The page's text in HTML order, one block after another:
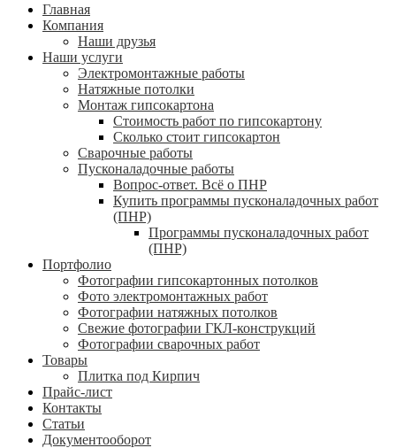
Главная
Компания
Наши друзья
Наши услуги
Электромонтажные работы
Натяжные потолки
Монтаж гипсокартона
Стоимость работ по гипсокартону
Сколько стоит гипсокартон
Сварочные работы
Пусконаладочные работы
Вопрос-ответ. Всё о ПНР
Купить программы пусконаладочных работ
(ПНР)
Программы пусконаладочных работ
(ПНР)
Портфолио
Фотографии гипсокартонных потолков
Фото электромонтажных работ
Фотографии натяжных потолков
Свежие фотографии ГКЛ-конструкций
Фотографии сварочных работ
Товары
Плитка под Кирпич
Прайс-лист
Контакты
Статьи
Документооборот